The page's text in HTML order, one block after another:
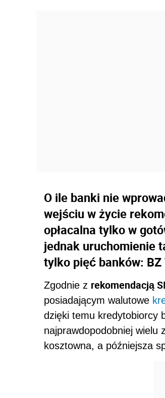
O ile banki nie
wejściu w życie
opłacalna tylko w
jednak uruchomienie
tylko pięć banków: BZ
Zgodnie z rekomendacją
posiadającym walutowe
dzięki temu kredytobiorcy
najprawdopodobniej wielu
kosztowna, a późniejsza